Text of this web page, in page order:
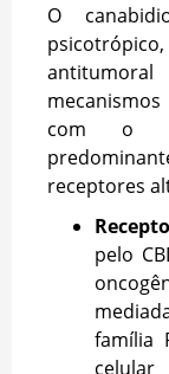
O
com o
receptores
pelo
família